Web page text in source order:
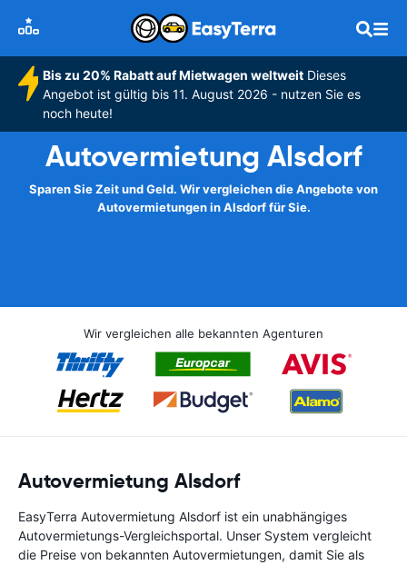
Bis zu 20% Rabatt auf Mietwagen weltweitDieses
Angebot ist gültig bis 11. August 2026 - nutzen Sie es
noch heute!
Autovermietung Alsdorf
Sparen Sie Zeit und Geld. Wir vergleichen die Angebote von
Autovermietungen in Alsdorf für Sie.
Wir vergleichen alle bekannten Agenturen
Autovermietung Alsdorf
EasyTerra Autovermietung Alsdorf ist ein unabhängiges
Autovermietungs-Vergleichsportal. Unser System vergleicht
die Preise von bekannten Autovermietungen, damit Sie als